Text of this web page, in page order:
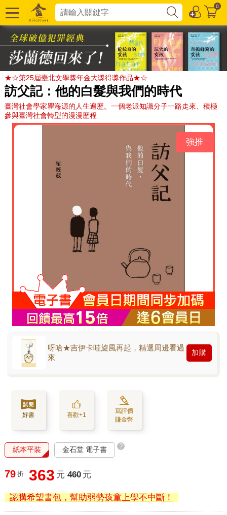
0
★☆第25屆臺北文學獎年金大獎得獎作品★☆
訪父記：他的白髮與我們的時代
臺灣社會學家瞿海源的人生遍歷。一個老派知識分子一路走來、積極
參與臺灣社會轉型的漫漫歷程
強推
呀哈★吉伊卡哇旋風再起，精選周邊看過
來
加購
好書 喜歡+1
寫評價
賺金幣
紙本平裝 金石堂 電子書 ?
79 折 363 元 460 元
認購希望書包，幫助弱勢孩童上學不中斷！